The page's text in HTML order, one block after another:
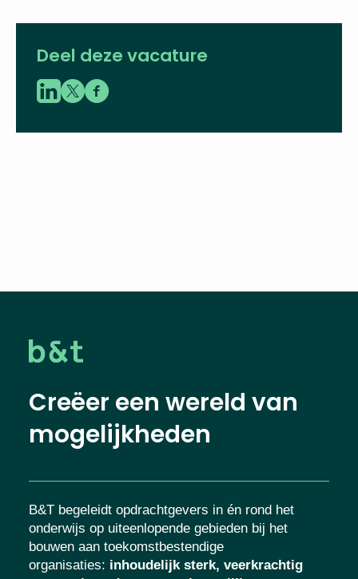
Deel deze vacature
Creëer een wereld van
mogelijkheden
B&T begeleidt opdrachtgevers in én rond het
onderwijs op uiteenlopende gebieden bij het
bouwen aan toekomstbestendige
organisaties: inhoudelijk sterk, veerkrachtig